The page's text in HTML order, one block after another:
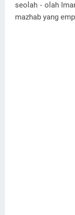
seolah - olah
mazhab yang